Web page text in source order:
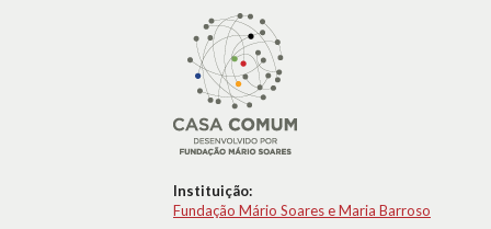
Instituição:
Fundação Mário Soares e Maria Barroso